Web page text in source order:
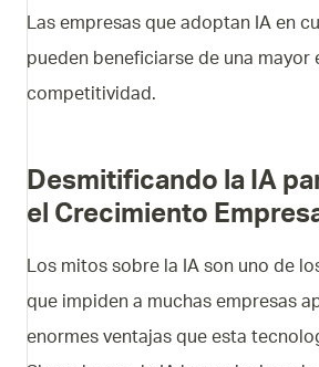
Las empresas que adoptan IA en
pueden beneficiarse de una mayor
competitividad.
Desmitificando la IA
el Crecimiento
Los mitos sobre la IA son uno de
que impiden a muchas empresas
enormes ventajas que esta